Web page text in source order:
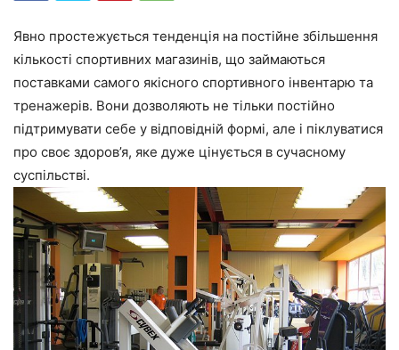
Явно простежується тенденція на постійне збільшення
кількості спортивних магазинів, що займаються
поставками самого якісного спортивного інвентарю та
тренажерів. Вони дозволяють не тільки постійно
підтримувати себе у відповідній формі, але і піклуватися
про своє здоров’я, яке дуже цінується в сучасному
суспільстві.